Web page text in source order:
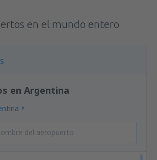
en el mundo entero
en Argentina